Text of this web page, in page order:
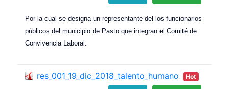
Por la cual se designa un representante del los funcionarios
públicos del municipio de Pasto que integran el Comité de
Convivencia Laboral.
res_001_19_dic_2018_talento_humano Hot